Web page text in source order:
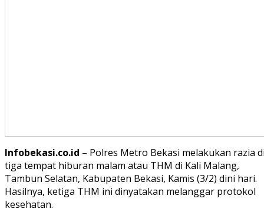
Infobekasi.co.id – Polres Metro Bekasi melakukan razia
tiga tempat hiburan malam atau THM di Kali Malang,
Tambun Selatan, Kabupaten Bekasi, Kamis (3/2) dini hari.
Hasilnya, ketiga THM ini dinyatakan melanggar protokol
kesehatan.